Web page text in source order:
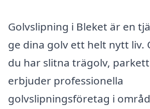
Golvslipning i Bleket är en
ge dina golv ett helt nytt liv.
du har slitna trägolv,
erbjuder professionella
golvslipningsföretag i